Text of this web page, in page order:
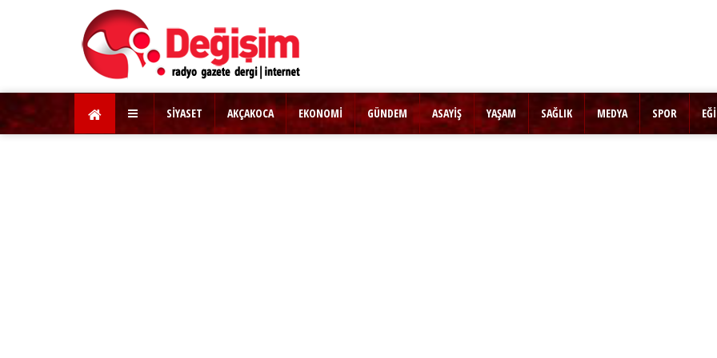
SİYASET AKÇAKOCA EKONOMİ GÜNDEM ASAYİŞ YAŞAM SAĞLIK MEDYA SPOR